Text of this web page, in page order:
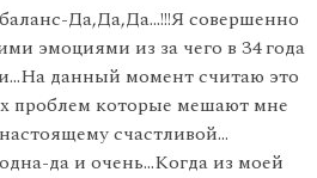
Да,Да,Да…!!!Я совершенно
эмоциями из за чего в 34 года
данный момент считаю это
проблем которые мешают мне
счастливой…
да и очень…Когда из моей